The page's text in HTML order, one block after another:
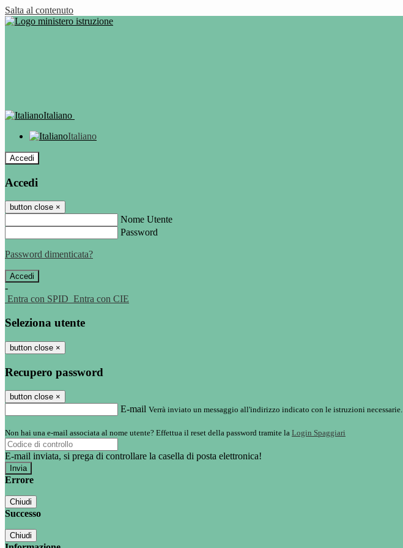
Salta al contenuto
Italiano
Italiano
Accedi
Accedi
button close ×
Nome Utente
Password
Password dimenticata?
-
Entra con SPID Entra con CIE
Seleziona utente
button close ×
Recupero password
button close ×
E-mail Verrà inviato un messaggio all'indirizzo indicato con le istruzioni necessarie.
Non hai una e-mail associata al nome utente? Effettua il reset della password tramite la Login Spaggiari
E-mail inviata, si prega di controllare la casella di posta elettronica!
Errore
Chiudi
Successo
Chiudi